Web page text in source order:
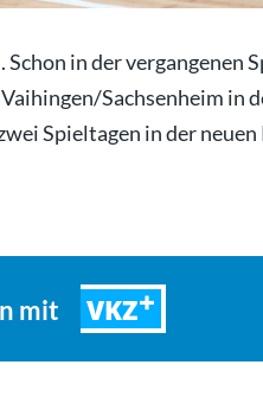
Schon in der vergangenen
Sachsenheim in
Spieltagen in der
mit VKZ